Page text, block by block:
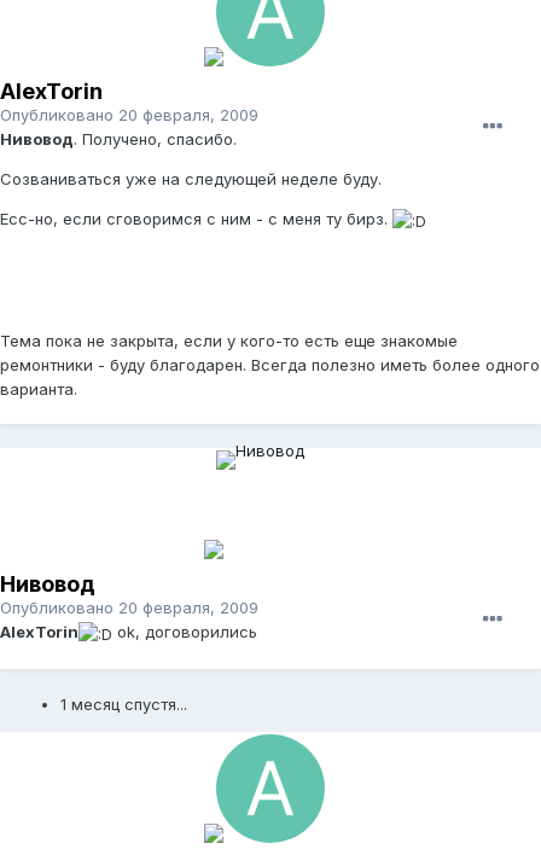
AlexTorin
Опубликовано 20 февраля, 2009
Нивовод. Получено, спасибо.
Созваниваться уже на следующей неделе буду.
Есс-но, если сговоримся с ним - с меня ту бирз.
Тема пока не закрыта, если у кого-то есть еще знакомые
ремонтники - буду благодарен. Всегда полезно иметь более одного
варианта.
Нивовод
Опубликовано 20 февраля, 2009
AlexTorin
ok, договорились
1 месяц спустя...